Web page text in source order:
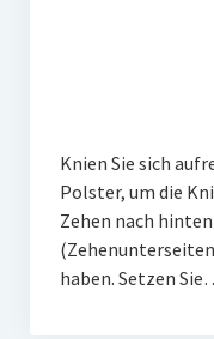
Knien Sie sich
Polster, um die
Zehen nach
haben. Setzen